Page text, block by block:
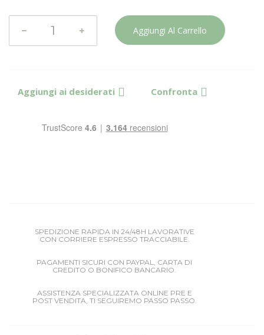
Aggiungi Al Carrello
Aggiungi ai desiderati Confronta
SPEDIZIONE RAPIDA IN 24/48H LAVORATIVE
CON CORRIERE ESPRESSO TRACCIABILE.
PAGAMENTI SICURI CON PAYPAL, CARTA DI
CREDITO O BONIFICO BANCARIO.
ASSISTENZA SPECIALIZZATA ONLINE PRE E
POST VENDITA, TI SEGUIREMO PASSO PASSO.